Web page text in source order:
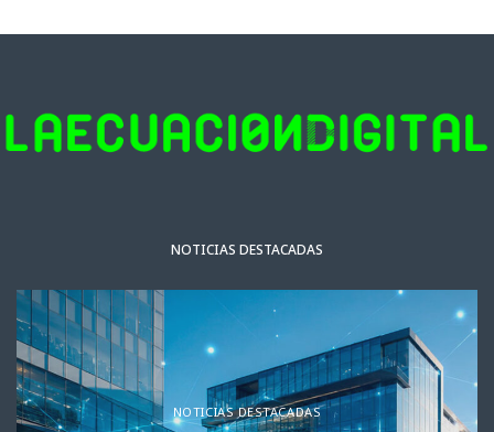
NOTICIAS DESTACADAS
NOTICIAS DESTACADAS